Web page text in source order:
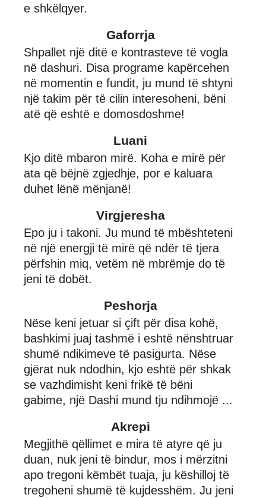
e shkëlqyer.
Gaforrja
Shpallet një ditë e kontrasteve të vogla
në dashuri. Disa programe kapërcehen
në momentin e fundit, ju mund të shtyni
një takim për të cilin interesoheni, bëni
atë që eshtë e domosdoshme!
Luani
Kjo ditë mbaron mirë. Koha e mirë për
ata që bëjnë zgjedhje, por e kaluara
duhet lënë mënjanë!
Virgjeresha
Epo ju i takoni. Ju mund të mbështeteni
në një energji të mirë që ndër të tjera
përfshin miq, vetëm në mbrëmje do të
jeni të dobët.
Peshorja
Nëse keni jetuar si çift për disa kohë,
bashkimi juaj tashmë i eshtë nënshtruar
shumë ndikimeve të pasigurta. Nëse
gjërat nuk ndodhin, kjo eshtë për shkak
se vazhdimisht keni frikë të bëni
gabime, një Dashi mund tju ndihmojë ...
Akrepi
Megjithë qëllimet e mira të atyre që ju
duan, nuk jeni të bindur, mos i mërzitni
apo tregoni këmbët tuaja, ju këshilloj të
tregoheni shumë të kujdesshëm. Ju jeni